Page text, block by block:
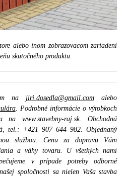
alebo inom zobrazovacom zariadení
skutočného produktu.
na jiri.dosedla@gmail.comalebo
. Podrobné informácie o výrobkoch
www.stavebny-raj.sk. Obchodná
tel.: +421 907 644 982. Objednaný
službou. Cenu za dopravu Vám
a váhy tovaru. U všetkých nami
v prípade potreby odborné
spoločnosti sa nielen Vaša stavba